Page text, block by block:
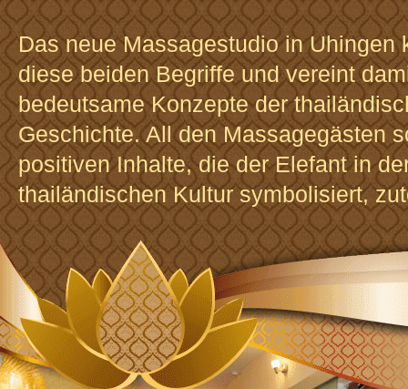
Das neue Massagestudio in Uhingen
diese beiden Begriffe und vereint
bedeutsame Konzepte der
Geschichte. All den Massagegästen
positiven Inhalte, die der Elefant in
thailändischen Kultur symbolisiert,